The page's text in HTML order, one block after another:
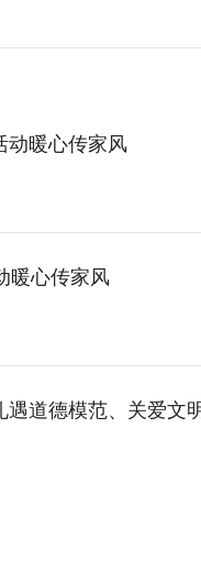
动暖心传家风
暖心传家风
遇道德模范、关爱文